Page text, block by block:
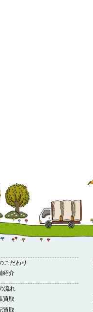
こだわり
紹介
流れ
買取
買取